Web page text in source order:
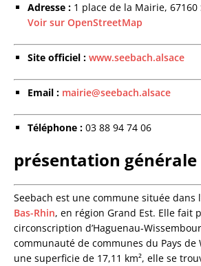
Adresse : 1 place de la Mairie, 67160
Voir sur OpenStreetMap
Site officiel : www.seebach.alsace
Email : mairie@seebach.alsace
Téléphone : 03 88 94 74 06
présentation générale
Seebach est une commune située
Bas-Rhin, en région Grand Est. Elle fait
circonscription d’Haguenau-
communauté de communes du Pays de
une superficie de 17,11 km², elle se